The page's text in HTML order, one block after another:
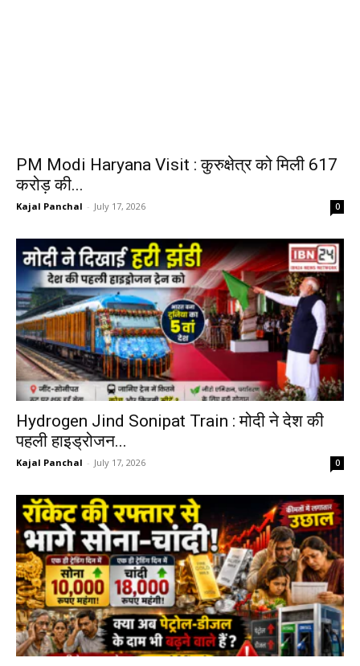
PM Modi Haryana Visit : कुरुक्षेत्र को मिली 617
करोड़ की...
Kajal Panchal - July 17, 2026 0
Hydrogen Jind Sonipat Train : मोदी ने देश की
पहली हाइड्रोजन...
Kajal Panchal - July 17, 2026 0